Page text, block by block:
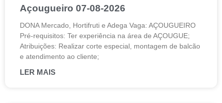
Açougueiro 07-08-2026
DONA Mercado, Hortifruti e Adega Vaga: AÇOUGUEIRO
Pré-requisitos: Ter experiência na área de AÇOUGUE;
Atribuições: Realizar corte especial, montagem de balcão
e atendimento ao cliente;
LER MAIS